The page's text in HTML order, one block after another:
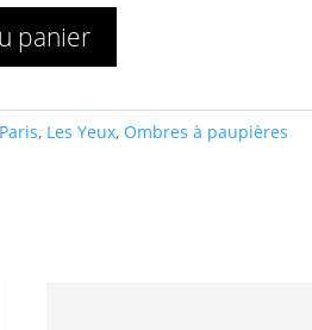
panier
, Les Yeux, Ombres à paupières